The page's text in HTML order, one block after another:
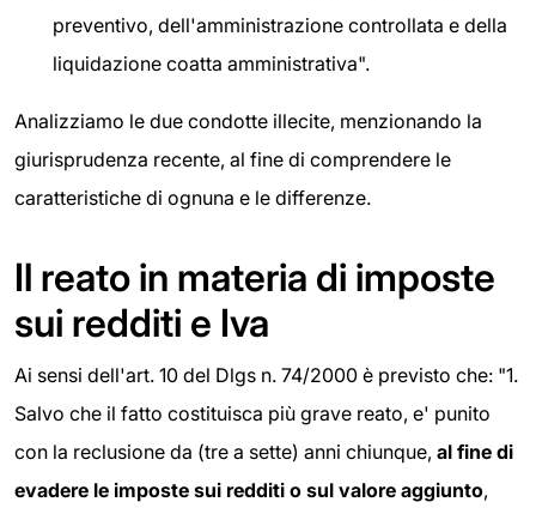
preventivo, dell'amministrazione controllata e della
liquidazione coatta amministrativa".
Analizziamo le due condotte illecite, menzionando la
giurisprudenza recente, al fine di comprendere le
caratteristiche di ognuna e le differenze.
Il reato in materia di imposte
sui redditi e Iva
Ai sensi dell'art. 10 del Dlgs n. 74/2000 è previsto che: "1.
Salvo che il fatto costituisca più grave reato, e' punito
con la reclusione da (tre a sette) anni chiunque, al fine di
evadere le imposte sui redditi o sul valore aggiunto,